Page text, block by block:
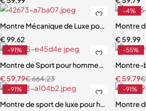
Montre Mécanique de Luxe pour Homme,
€99,62
-4%
Montre
€ 59,99
-91%
Montre de Sport pour hommes, nouvelle
€664,23
€ 59,79
-55%
Montre-
€
€ 59,79
-91%
Montre de sport de luxe pour hommes,
-91%
Montre